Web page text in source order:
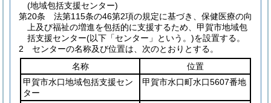
(地域包括支援センター)
第20条
法第115条の46第2項の規定に基づき、保健医療の向
上及び福祉の増進を包括的に支援するため、甲賀市地域包
括支援センター(以下「センター」という。)を設置する。
2
センターの名称及び位置は、次のとおりとする。
名称
位置
甲賀市水口地域包括支援セン
ター
甲賀市水口町水口5607番地